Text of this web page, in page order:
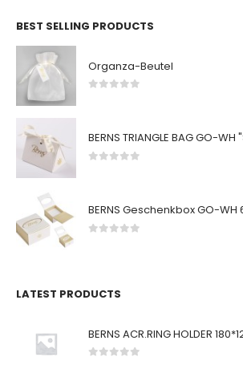
BEST SELLING PRODUCTS
Organza-Beutel
BERNS TRIANGLE BAG GO-WH
LATEST PRODUCTS